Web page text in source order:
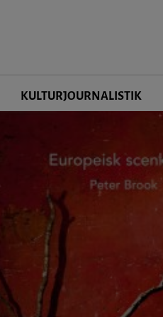
KULTURJOURNALISTIK